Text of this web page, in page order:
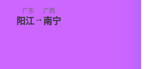
广东
阳江→
广西
南宁